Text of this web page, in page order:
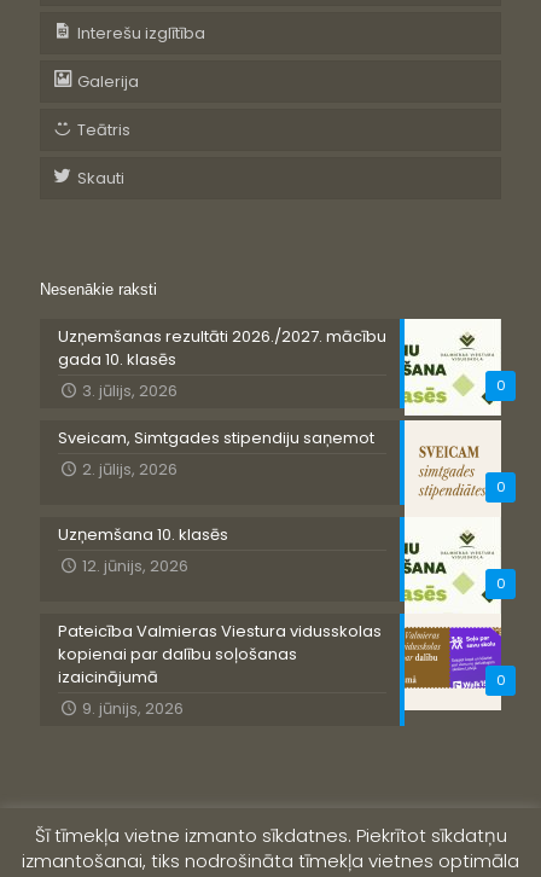
Interešu izglītība
Galerija
Teātris
Skauti
Nesenākie raksti
0
Uzņemšanas rezultāti 2026./2027. mācību
gada 10. klasēs
3. jūlijs, 2026
0
Sveicam, Simtgades stipendiju saņemot
2. jūlijs, 2026
0
Uzņemšana 10. klasēs
12. jūnijs, 2026
0
Pateicība Valmieras Viestura vidusskolas
kopienai par dalību soļošanas
izaicinājumā
9. jūnijs, 2026
Šī tīmekļa vietne izmanto sīkdatnes. Piekrītot sīkdatņu
izmantošanai, tiks nodrošināta tīmekļa vietnes optimāla